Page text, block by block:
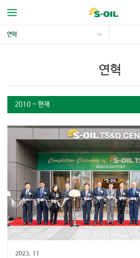
연혁
연혁
2010 ~ 현재
2023. 11